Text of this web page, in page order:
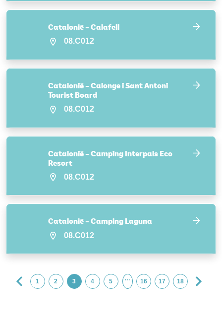
Catalonië – Calafell
08.C012
Catalonië – Calonge i Sant Antoni
Tourist Board
08.C012
Catalonië – Camping Interpals Eco
Resort
08.C012
Catalonië – Camping Laguna
08.C012
1 2 3 4 5 … 16 17 18